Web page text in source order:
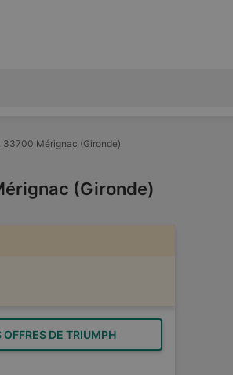
33700 Mérignac (Gironde)
(Gironde)
DE TRIUMPH